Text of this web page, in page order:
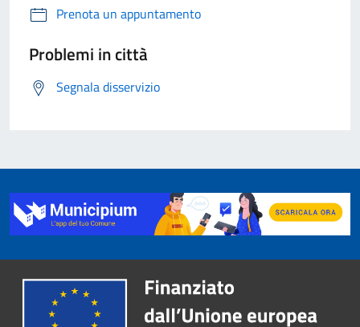
Prenota un appuntamento
Problemi in città
Segnala disservizio